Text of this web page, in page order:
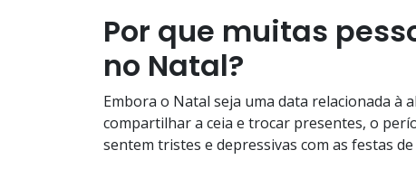
Por que muitas
no Natal?
Embora o Natal seja uma data relacionada à
compartilhar a ceia e trocar presentes, o
sentem tristes e depressivas com as festas